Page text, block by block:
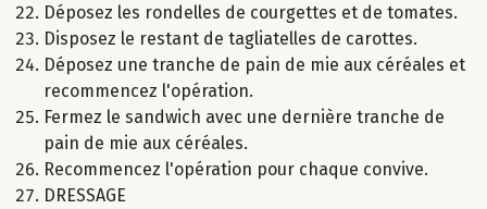
Déposez les rondelles de courgettes et de tomates.
Disposez le restant de tagliatelles de carottes.
Déposez une tranche de pain de mie aux céréales et
recommencez l'opération.
Fermez le sandwich avec une dernière tranche de
pain de mie aux céréales.
Recommencez l'opération pour chaque convive.
DRESSAGE